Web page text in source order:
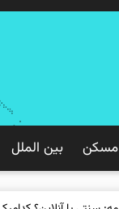
مسکن بین الملل